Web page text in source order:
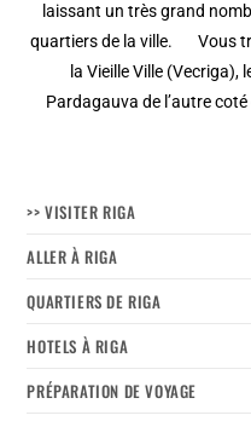
laissant un très grand
quartiers de la ville. Vous
la Vieille Ville (Vecriga),
Pardagauva de l’autre
>> VISITER RIGA
ALLER À RIGA
QUARTIERS DE RIGA
HOTELS À RIGA
PRÉPARATION DE VOYAGE